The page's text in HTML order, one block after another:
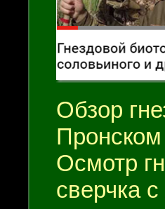
Обзор
Осмотр
сверчка